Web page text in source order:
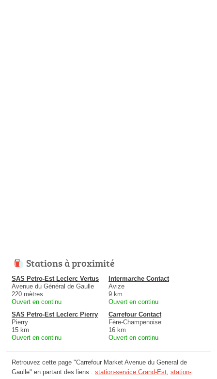
Stations à proximité
SAS Petro-Est Leclerc Vertus
Avenue du Général de Gaulle
220 mètres
Ouvert en continu
Intermarche Contact
Avize
9 km
Ouvert en continu
SAS Petro-Est Leclerc Pierry
Pierry
15 km
Ouvert en continu
Carrefour Contact
Fère-Champenoise
16 km
Ouvert en continu
Retrouvez cette page "Carrefour Market Avenue du General de
Gaulle" en partant des liens : station-service Grand-Est, station-